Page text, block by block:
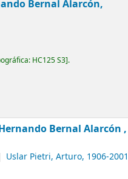
Bernal Alarcón,
HC125 S3 .
Bernal Alarcón ,
Uslar Pietri, Arturo, 1906-2001